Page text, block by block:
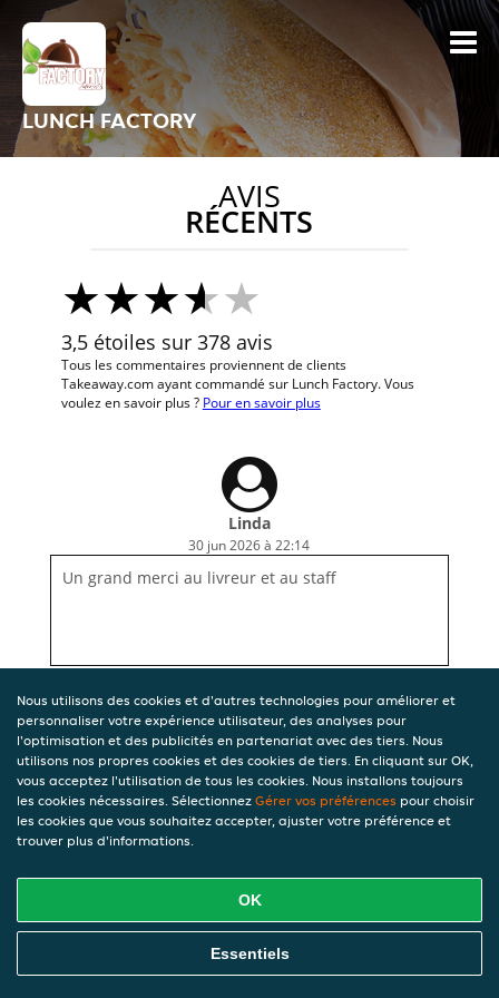
LUNCH FACTORY
AVIS
RÉCENTS
3,5 étoiles sur 378 avis
Tous les commentaires proviennent de clients
Takeaway.com ayant commandé sur Lunch Factory. Vous
voulez en savoir plus ? Pour en savoir plus
Linda
30 jun 2026 à 22:14
Un grand merci au livreur et au staff
Nous utilisons des cookies et d'autres technologies pour améliorer et
personnaliser votre expérience utilisateur, des analyses pour
l'optimisation et des publicités en partenariat avec des tiers. Nous
utilisons nos propres cookies et des cookies de tiers. En cliquant sur OK,
vous acceptez l'utilisation de tous les cookies. Nous installons toujours
les cookies nécessaires. Sélectionnez Gérer vos préférences pour choisir
les cookies que vous souhaitez accepter, ajuster votre préférence et
trouver plus d'informations.
OK
Essentiels